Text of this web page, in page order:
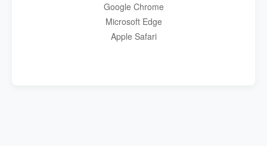
Google Chrome
Microsoft Edge
Apple Safari